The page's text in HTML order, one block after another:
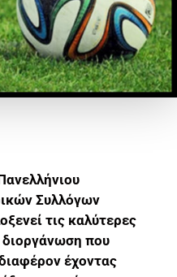
Συλλόγων
τις καλύτερες
που
έχοντας